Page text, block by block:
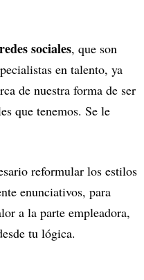
sociales, que son
en talento, ya
de nuestra forma de ser
que tenemos. Se le
reformular los estilos
enunciativos, para
a la parte empleadora,
tu lógica.